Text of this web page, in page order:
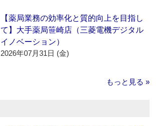
【薬局業務の効率化と質的向上を目指し
て】大手薬局笹崎店（三菱電機デジタル
イノベーション）
2026年07月31日 (金)
もっと見る »